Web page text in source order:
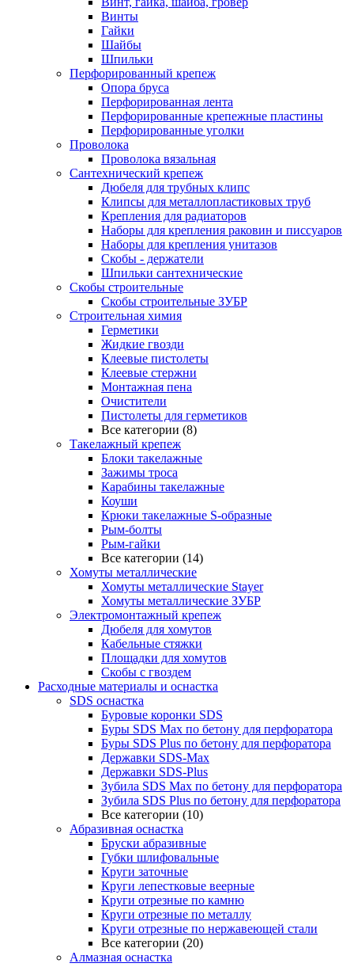
Винты
Гайки
Шайбы
Шпильки
Перфорированный крепеж
Опора бруса
Перфорированная лента
Перфорированные крепежные пластины
Перфорированные уголки
Проволока
Проволока вязальная
Сантехнический крепеж
Дюбеля для трубных клипс
Клипсы для металлопластиковых труб
Крепления для радиаторов
Наборы для крепления раковин и писсуаров
Наборы для крепления унитазов
Скобы - держатели
Шпильки сантехнические
Скобы строительные
Скобы строительные ЗУБР
Строительная химия
Герметики
Жидкие гвозди
Клеевые пистолеты
Клеевые стержни
Монтажная пена
Очистители
Пистолеты для герметиков
Все категории (8)
Такелажный крепеж
Блоки такелажные
Зажимы троса
Карабины такелажные
Коуши
Крюки такелажные S-образные
Рым-болты
Рым-гайки
Все категории (14)
Хомуты металлические
Хомуты металлические Stayer
Хомуты металлические ЗУБР
Электромонтажный крепеж
Дюбеля для хомутов
Кабельные стяжки
Площадки для хомутов
Скобы с гвоздем
Расходные материалы и оснастка
SDS оснастка
Буровые коронки SDS
Буры SDS Max по бетону для перфоратора
Буры SDS Plus по бетону для перфоратора
Державки SDS-Max
Державки SDS-Plus
Зубила SDS Mах по бетону для перфоратора
Зубила SDS Plus по бетону для перфоратора
Все категории (10)
Абразивная оснастка
Бруски абразивные
Губки шлифовальные
Круги заточные
Круги лепестковые веерные
Круги отрезные по камню
Круги отрезные по металлу
Круги отрезные по нержавеющей стали
Все категории (20)
Алмазная оснастка